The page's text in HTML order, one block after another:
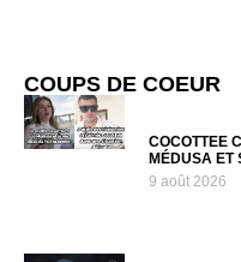
COUPS DE COEUR
COCOTTEE
MÉDUSA ET
9 août 2026